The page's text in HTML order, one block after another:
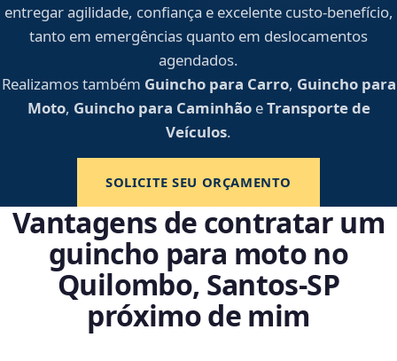
entregar agilidade, confiança e excelente custo-benefício,
tanto em emergências quanto em deslocamentos
agendados.
Realizamos também Guincho para Carro, Guincho para
Moto, Guincho para CaminhãoeTransporte de
Veículos.
SOLICITE SEU ORÇAMENTO
Vantagens de contratar um
guincho para moto no
Quilombo, Santos‑SP
próximo de mim